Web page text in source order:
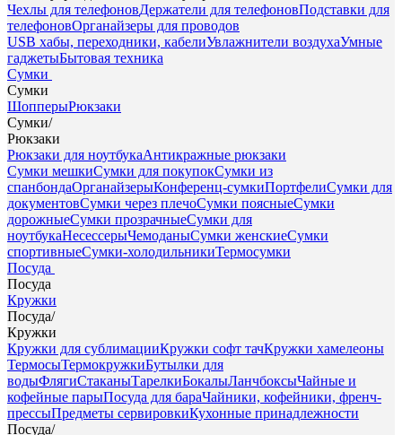
Чехлы для телефоновДержатели для телефоновПодставки для
телефоновОрганайзеры для проводов
USB хабы, переходники, кабелиУвлажнители воздухаУмные
гаджетыБытовая техника
Сумки
Сумки
ШопперыРюкзаки
Сумки/
Рюкзаки
Рюкзаки для ноутбукаАнтикражные рюкзаки
Сумки мешкиСумки для покупокСумки из
спанбондаОрганайзерыКонференц-сумкиПортфелиСумки для
документовСумки через плечоСумки поясныеСумки
дорожныеСумки прозрачныеСумки для
ноутбукаНесессерыЧемоданыСумки женскиеСумки
спортивныеСумки-холодильникиТермосумки
Посуда
Посуда
Кружки
Посуда/
Кружки
Кружки для сублимацииКружки софт тачКружки хамелеоны
ТермосыТермокружкиБутылки для
водыФлягиСтаканыТарелкиБокалыЛанчбоксыЧайные и
кофейные парыПосуда для бараЧайники, кофейники, френч-
прессыПредметы сервировкиКухонные принадлежности
Посуда/